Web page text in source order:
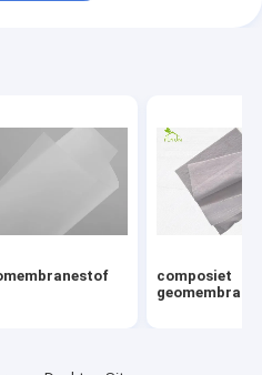
van Geomembrane
composiet
geomembraan